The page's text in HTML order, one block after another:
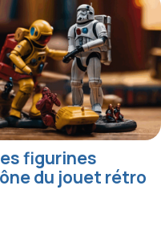
figurines
du jouet rétro